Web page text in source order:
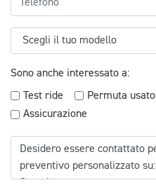
Sono anche interessato a:
Test ride
Permuta usato
Assicurazione